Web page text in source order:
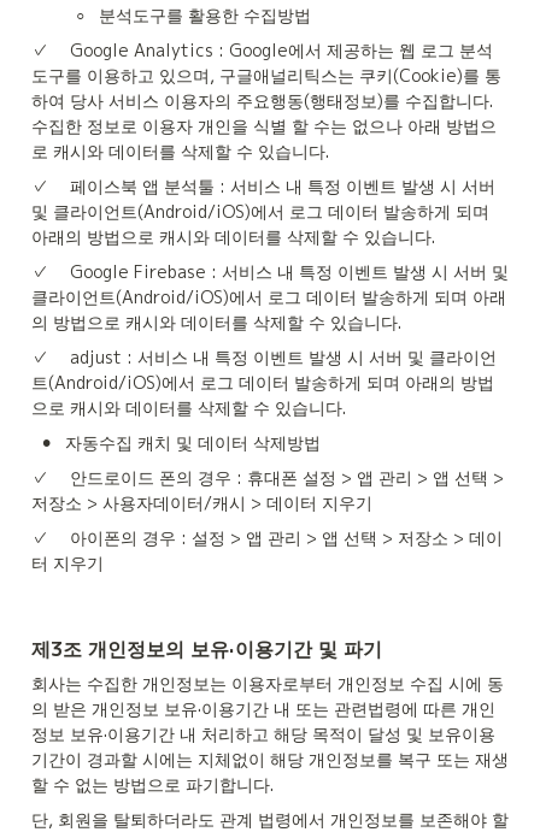
◦
분석도구를 활용한 수집방법
✓	Google Analytics : Google에서 제공하는 웹 로그 분석
도구를 이용하고 있으며, 구글애널리틱스는 쿠키(Cookie)를 통
하여 당사 서비스 이용자의 주요행동(행태정보)를 수집합니다.
수집한 정보로 이용자 개인을 식별 할 수는 없으나 아래 방법으
로 캐시와 데이터를 삭제할 수 있습니다.
✓	페이스북 앱 분석툴 : 서비스 내 특정 이벤트 발생 시 서버
및 클라이언트(Android/iOS)에서 로그 데이터 발송하게 되며
아래의 방법으로 캐시와 데이터를 삭제할 수 있습니다.
✓	Google Firebase : 서비스 내 특정 이벤트 발생 시 서버 및
클라이언트(Android/iOS)에서 로그 데이터 발송하게 되며 아래
의 방법으로 캐시와 데이터를 삭제할 수 있습니다.
✓	adjust : 서비스 내 특정 이벤트 발생 시 서버 및 클라이언
트(Android/iOS)에서 로그 데이터 발송하게 되며 아래의 방법
으로 캐시와 데이터를 삭제할 수 있습니다.
•
자동수집 캐치 및 데이터 삭제방법
✓	안드로이드 폰의 경우 : 휴대폰 설정 > 앱 관리 > 앱 선택 >
저장소 > 사용자데이터/캐시 > 데이터 지우기
✓	아이폰의 경우 : 설정 > 앱 관리 > 앱 선택 > 저장소 > 데이
터 지우기
제3조 개인정보의 보유·이용기간 및 파기
회사는 수집한 개인정보는 이용자로부터 개인정보 수집 시에 동
의 받은 개인정보 보유·이용기간 내 또는 관련법령에 따른 개인
정보 보유·이용기간 내 처리하고 해당 목적이 달성 및 보유이용
기간이 경과할 시에는 지체없이 해당 개인정보를 복구 또는 재생
할 수 없는 방법으로 파기합니다.
단, 회원을 탈퇴하더라도 관계 법령에서 개인정보를 보존해야 할